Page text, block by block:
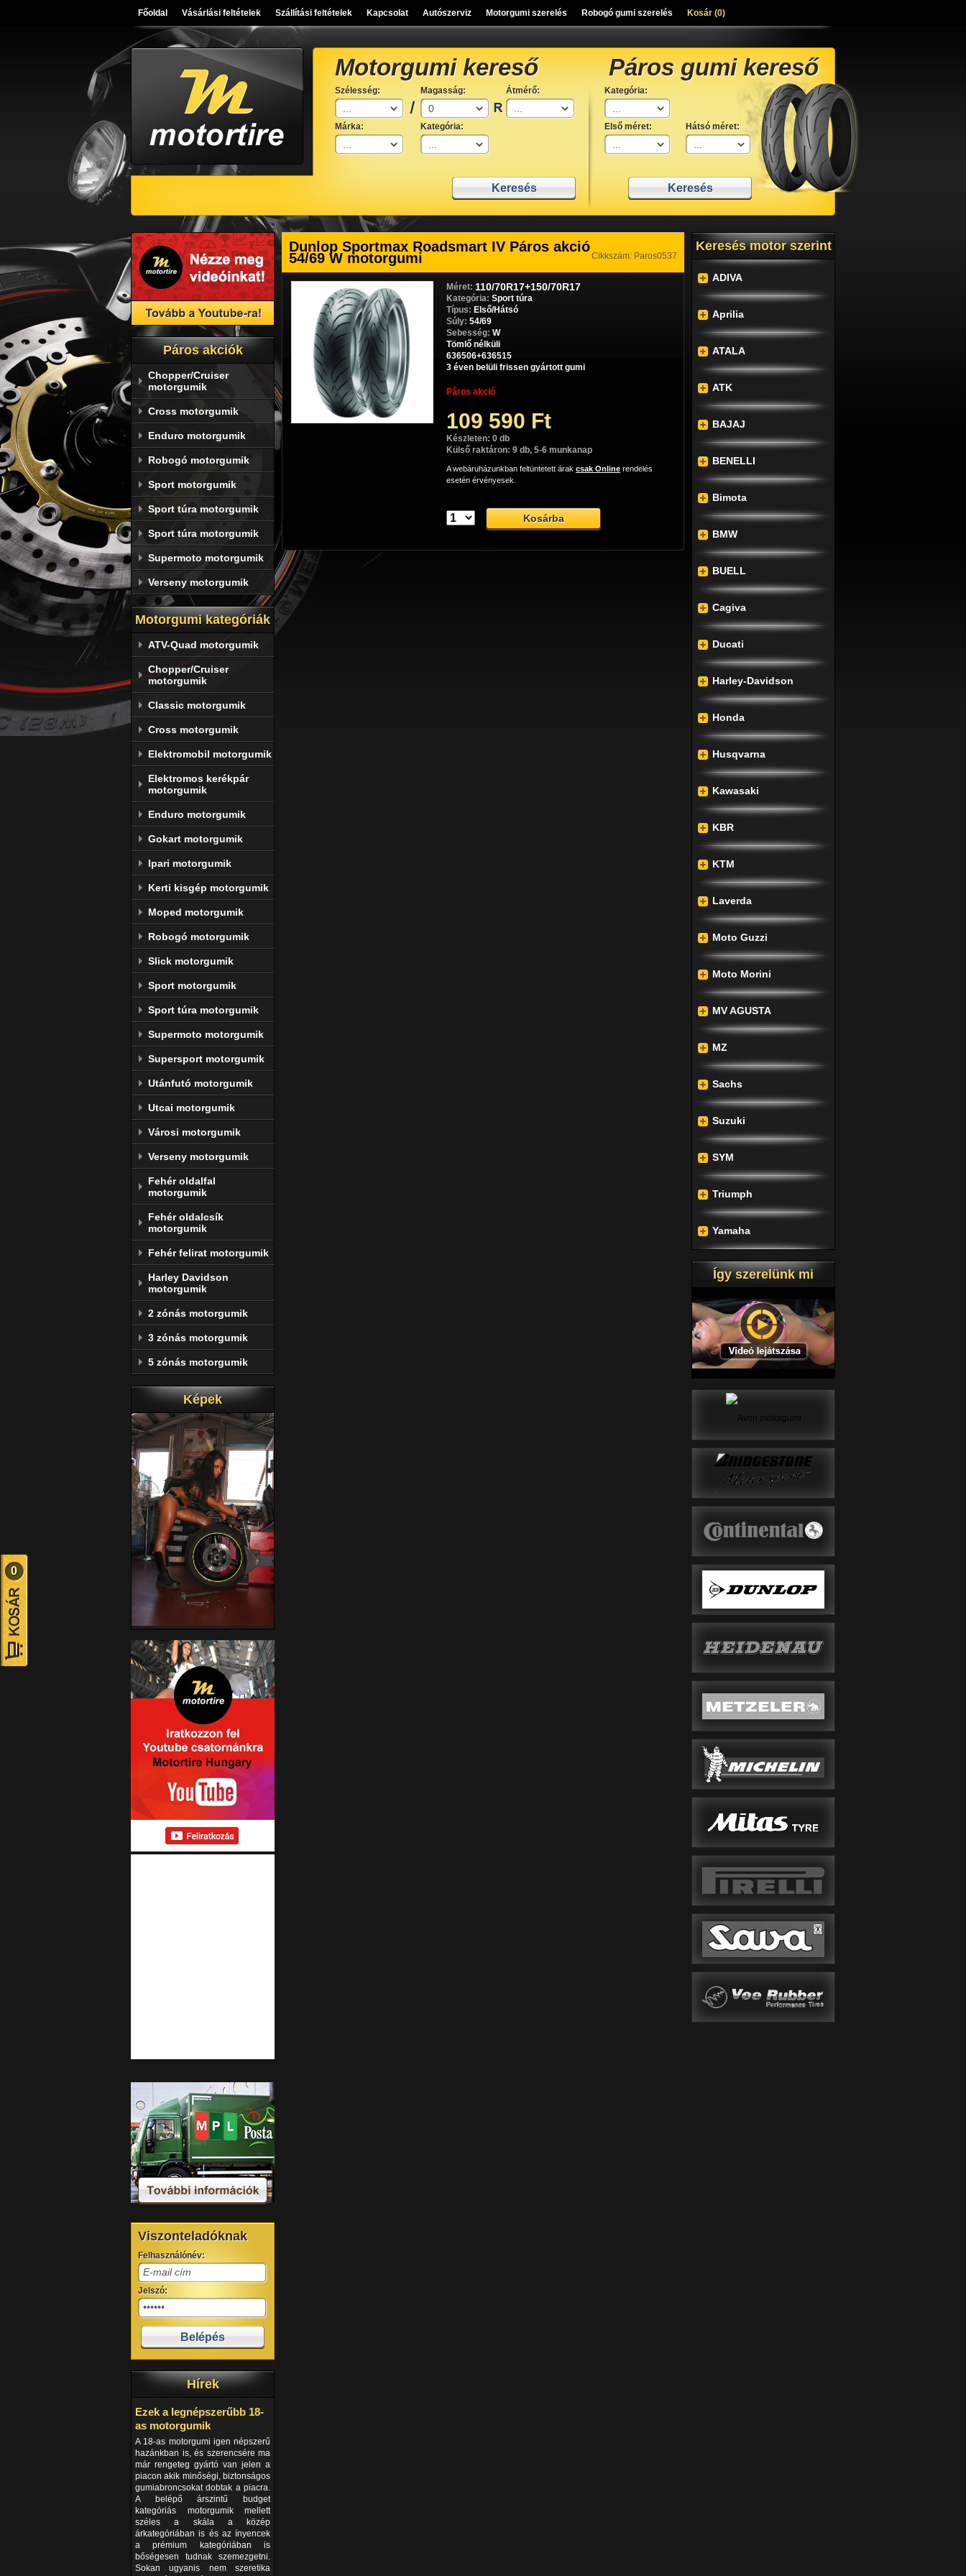
0
Főoldal Vásárlási feltételek Szállítási feltételek Kapcsolat Autószerviz Motorgumi szerelés Robogó gumi szerelés Kosár (0)
Motorgumi kereső
Szélesség: Magasság: Átmérő:
Márka: Kategória:
Páros gumi kereső
Kategória:
Első méret: Hátsó méret:
Cikkszám: Paros0537
Dunlop Sportmax Roadsmart IV Páros akció
54/69 W motorgumi
Méret: 110/70R17+150/70R17
Kategória: Sport túra
Típus: Első/Hátsó
Súly: 54/69
Sebesség: W
Tömlő nélküli
636506+636515
3 éven belüli frissen gyártott gumi
Páros akció
109 590 Ft
Készleten: 0 db
Külső raktáron: 9 db, 5-6 munkanap
A webáruházunkban feltüntetett árak csak Online rendelés
esetén érvényesek.
Páros akciók
Chopper/Cruiser
motorgumik
Cross motorgumik
Enduro motorgumik
Robogó motorgumik
Sport motorgumik
Sport túra motorgumik
Sport túra motorgumik
Supermoto motorgumik
Verseny motorgumik
Motorgumi kategóriák
ATV-Quad motorgumik
Chopper/Cruiser
motorgumik
Classic motorgumik
Cross motorgumik
Elektromobil motorgumik
Elektromos kerékpár
motorgumik
Enduro motorgumik
Gokart motorgumik
Ipari motorgumik
Kerti kisgép motorgumik
Moped motorgumik
Robogó motorgumik
Slick motorgumik
Sport motorgumik
Sport túra motorgumik
Supermoto motorgumik
Supersport motorgumik
Utánfutó motorgumik
Utcai motorgumik
Városi motorgumik
Verseny motorgumik
Fehér oldalfal
motorgumik
Fehér oldalcsík
motorgumik
Fehér felirat motorgumik
Harley Davidson
motorgumik
2 zónás motorgumik
3 zónás motorgumik
5 zónás motorgumik
Képek
Viszonteladóknak
Felhasználónév:
Jelszó:
Hírek
Ezek a legnépszerűbb 18-
as motorgumik
A 18-as motorgumi igen népszerű
hazánkban is, és szerencsére ma
már rengeteg gyártó van jelen a
piacon akik minőségi, biztonságos
gumiabroncsokat dobtak a piacra.
A belépő árszintű budget
kategóriás motorgumik mellett
széles a skála a közép
árkategóriában is és az ínyencek
a prémium kategóriában is
bőségesen tudnak szemezgetni.
Sokan ugyanis nem szeretika
Keresés motor szerint
ADIVA
Aprilia
ATALA
ATK
BAJAJ
BENELLI
Bimota
BMW
BUELL
Cagiva
Ducati
Harley-Davidson
Honda
Husqvarna
Kawasaki
KBR
KTM
Laverda
Moto Guzzi
Moto Morini
MV AGUSTA
MZ
Sachs
Suzuki
SYM
Triumph
Yamaha
Így szerelünk mi